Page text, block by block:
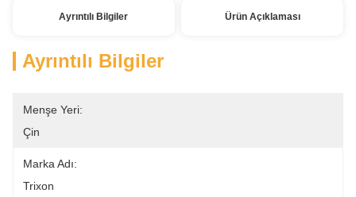
Ayrıntılı Bilgiler Ürün Açıklaması
Ayrıntılı Bilgiler
Menşe Yeri:
Çin
Marka Adı:
Trixon